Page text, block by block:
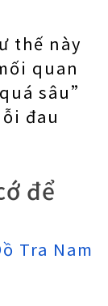
thế này
quan
sâu”
đau
để
Tra Nam